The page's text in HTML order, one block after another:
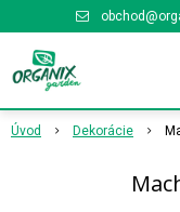
Úvod Dekorácie